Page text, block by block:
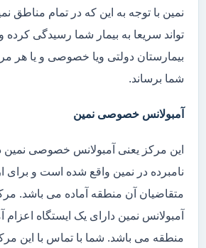
نمین با توجه به این که در تمام مناطق
تواند سریعا به بیمار شما رسیدگی کرده
بیمارستان دولتی ویا خصوصی و یا هر
شما برساند.
آمبولانس خصوصی نمین
این مرکز یعنی آمبولانس خصوصی نمین
نامبرده در نمین واقع شده است و برای
متقاضیان آن منطقه آماده می باشد.
آمبولانس نمین دارای یک ایستگاه اعزام
منطقه می باشد. شما با تماس با این